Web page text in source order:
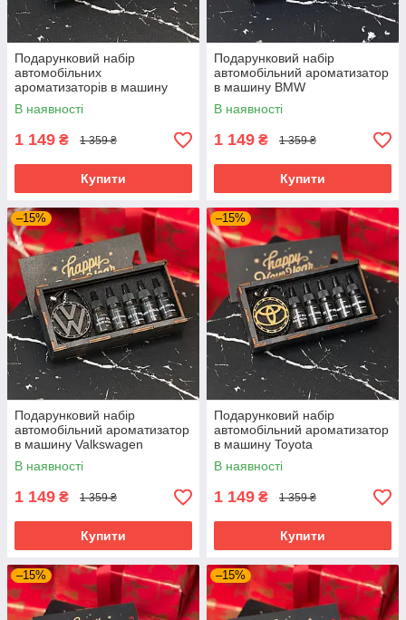
Подарунковий набір
автомобільних
ароматизаторів в машину
Mercedes, темне дерево
В наявності
1 149 ₴ 1 359 ₴
Купити
Подарунковий набір
автомобільний ароматизатор
в машину BMW
В наявності
1 149 ₴ 1 359 ₴
Купити
–15%
Подарунковий набір
автомобільний ароматизатор
в машину Valkswagen
В наявності
1 149 ₴ 1 359 ₴
Купити
–15%
Подарунковий набір
автомобільний ароматизатор
в машину Toyota
В наявності
1 149 ₴ 1 359 ₴
Купити
–15% –15%